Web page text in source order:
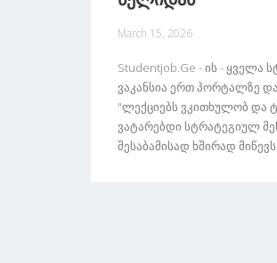
March 15, 2026
Studentjob.ge - Ის - Ყველა
Ვაკანსია Ერთ Პორტალზე
"ლექციებს Ვკითხულობ Და
Ვატარებდი Სტრატეგიულ
Შესაბამისად Ხშირად